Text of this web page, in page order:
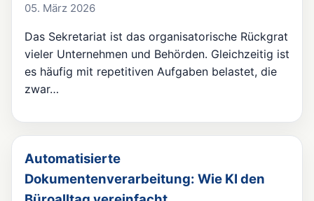
05. März 2026
Das Sekretariat ist das organisatorische Rückgrat
vieler Unternehmen und Behörden. Gleichzeitig ist
es häufig mit repetitiven Aufgaben belastet, die
zwar…
Automatisierte
Dokumentenverarbeitung: Wie KI den